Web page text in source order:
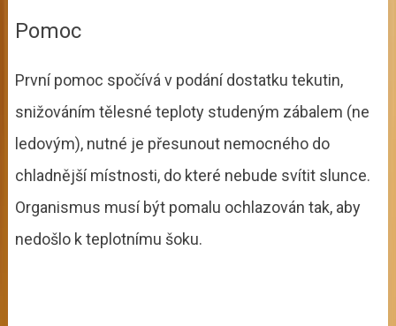
Pomoc
První pomoc spočívá v podání dostatku tekutin,
snižováním tělesné teploty studeným zábalem (ne
ledovým), nutné je přesunout nemocného do
chladnější místnosti, do které nebude svítit slunce.
Organismus musí být pomalu ochlazován tak, aby
nedošlo k teplotnímu šoku.